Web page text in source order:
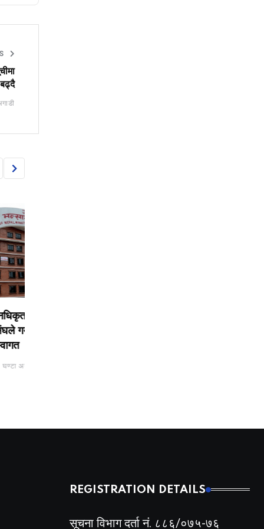
अगाडी
REGISTRATION DETAILS
सूचना विभाग दर्ता नं. ८८६/०७५-७६